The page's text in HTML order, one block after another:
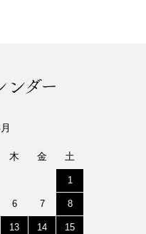
ダー
木 金 土
1
6 7 8
13 14 15